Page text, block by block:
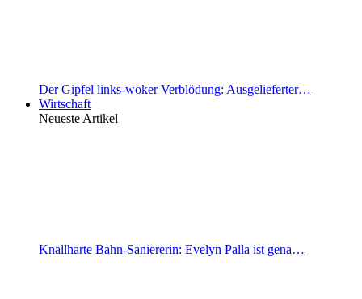
Der Gipfel links-woker Verblödung: Ausgelieferter…
Wirtschaft
Neueste Artikel
Knallharte Bahn-Saniererin: Evelyn Palla ist gena…